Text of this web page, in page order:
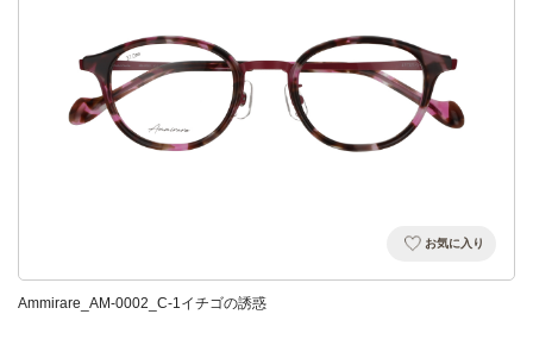
お気に入り
Ammirare_AM-0002_C-1イチゴの誘惑